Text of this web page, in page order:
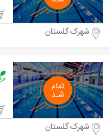
شهرک گلستان
شهرک گلستان